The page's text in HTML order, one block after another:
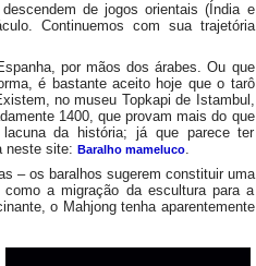
de jogos orientais (Índia e
Continuemos com sua trajetória
por mãos dos árabes. Ou que
é bastante aceito hoje que o tarô
no museu Topkapi de Istambul,
1400, que provam mais do que
lacuna da história; já que parece ter
neste site: Baralho mameluco.
– os baralhos sugerem constituir uma
como a migração da escultura para a
o Mahjong tenha aparentemente